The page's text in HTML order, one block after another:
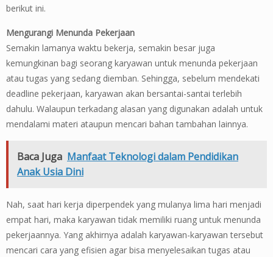
berikut ini.
Mengurangi Menunda Pekerjaan
Semakin lamanya waktu bekerja, semakin besar juga
kemungkinan bagi seorang karyawan untuk menunda pekerjaan
atau tugas yang sedang diemban. Sehingga, sebelum mendekati
deadline pekerjaan, karyawan akan bersantai-santai terlebih
dahulu. Walaupun terkadang alasan yang digunakan adalah untuk
mendalami materi ataupun mencari bahan tambahan lainnya.
Baca Juga Manfaat Teknologi dalam Pendidikan
Anak Usia Dini
Nah, saat hari kerja diperpendek yang mulanya lima hari menjadi
empat hari, maka karyawan tidak memiliki ruang untuk menunda
pekerjaannya. Yang akhirnya adalah karyawan-karyawan tersebut
mencari cara yang efisien agar bisa menyelesaikan tugas atau